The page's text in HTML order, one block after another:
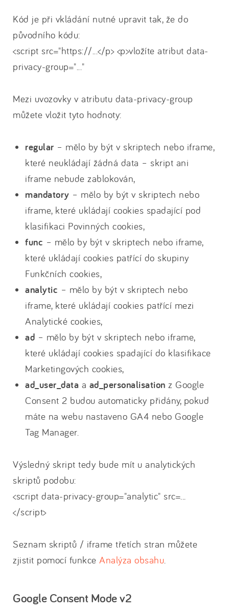
Kód je při vkládání nutné upravit tak, že do
původního kódu:
<script src="https://...</p> <p>vložíte atribut data-
privacy-group="..."
Mezi uvozovky v atributu data-privacy-group
můžete vložit tyto hodnoty:
regular – mělo by být v skriptech nebo iframe,
které neukládají žádná data – skript ani
iframe nebude zablokován,
mandatory – mělo by být v skriptech nebo
iframe, které ukládají cookies spadající pod
klasifikaci Povinných cookies,
func – mělo by být v skriptech nebo iframe,
které ukládají cookies patřící do skupiny
Funkčních cookies,
analytic – mělo by být v skriptech nebo
iframe, které ukládají cookies patřící mezi
Analytické cookies,
ad – mělo by být v skriptech nebo iframe,
které ukládají cookies spadající do klasifikace
Marketingových cookies,
ad_user_data a ad_personalisation z Google
Consent 2 budou automaticky přidány, pokud
máte na webu nastaveno GA4 nebo Google
Tag Manager.
Výsledný skript tedy bude mít u analytických
skriptů podobu:
<script data-privacy-group="analytic" src=...
</script>
Seznam skriptů / iframe třetích stran můžete
zjistit pomocí funkce Analýza obsahu.
Google Consent Mode v2